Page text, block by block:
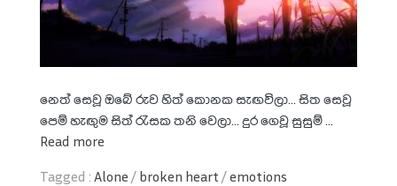
නෙත් සෙවූ ඔබේ රුව හිත් කොනක සැඟවිලා... සිත සෙවූ
පෙම් හැඟුම සිත් රැසක තනි වෙලා... දුර ගෙවූ සුසුම් ...
Read more
Tagged : Alone / broken heart /emotions